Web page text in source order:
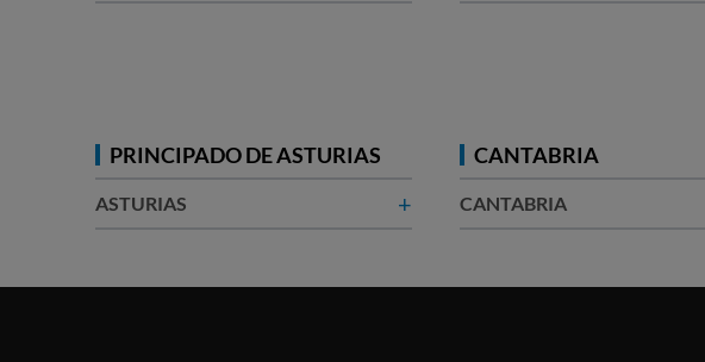
PRINCIPADO DE ASTURIAS
ASTURIAS +
CANTABRIA
CANTABRIA